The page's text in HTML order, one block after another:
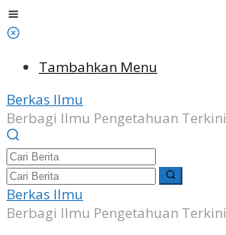
Lewati
ke
Tambahkan Menu
Berkas Ilmu
Berbagi Ilmu Pengetahuan Terkini
Berkas Ilmu
Berbagi Ilmu Pengetahuan Terkini